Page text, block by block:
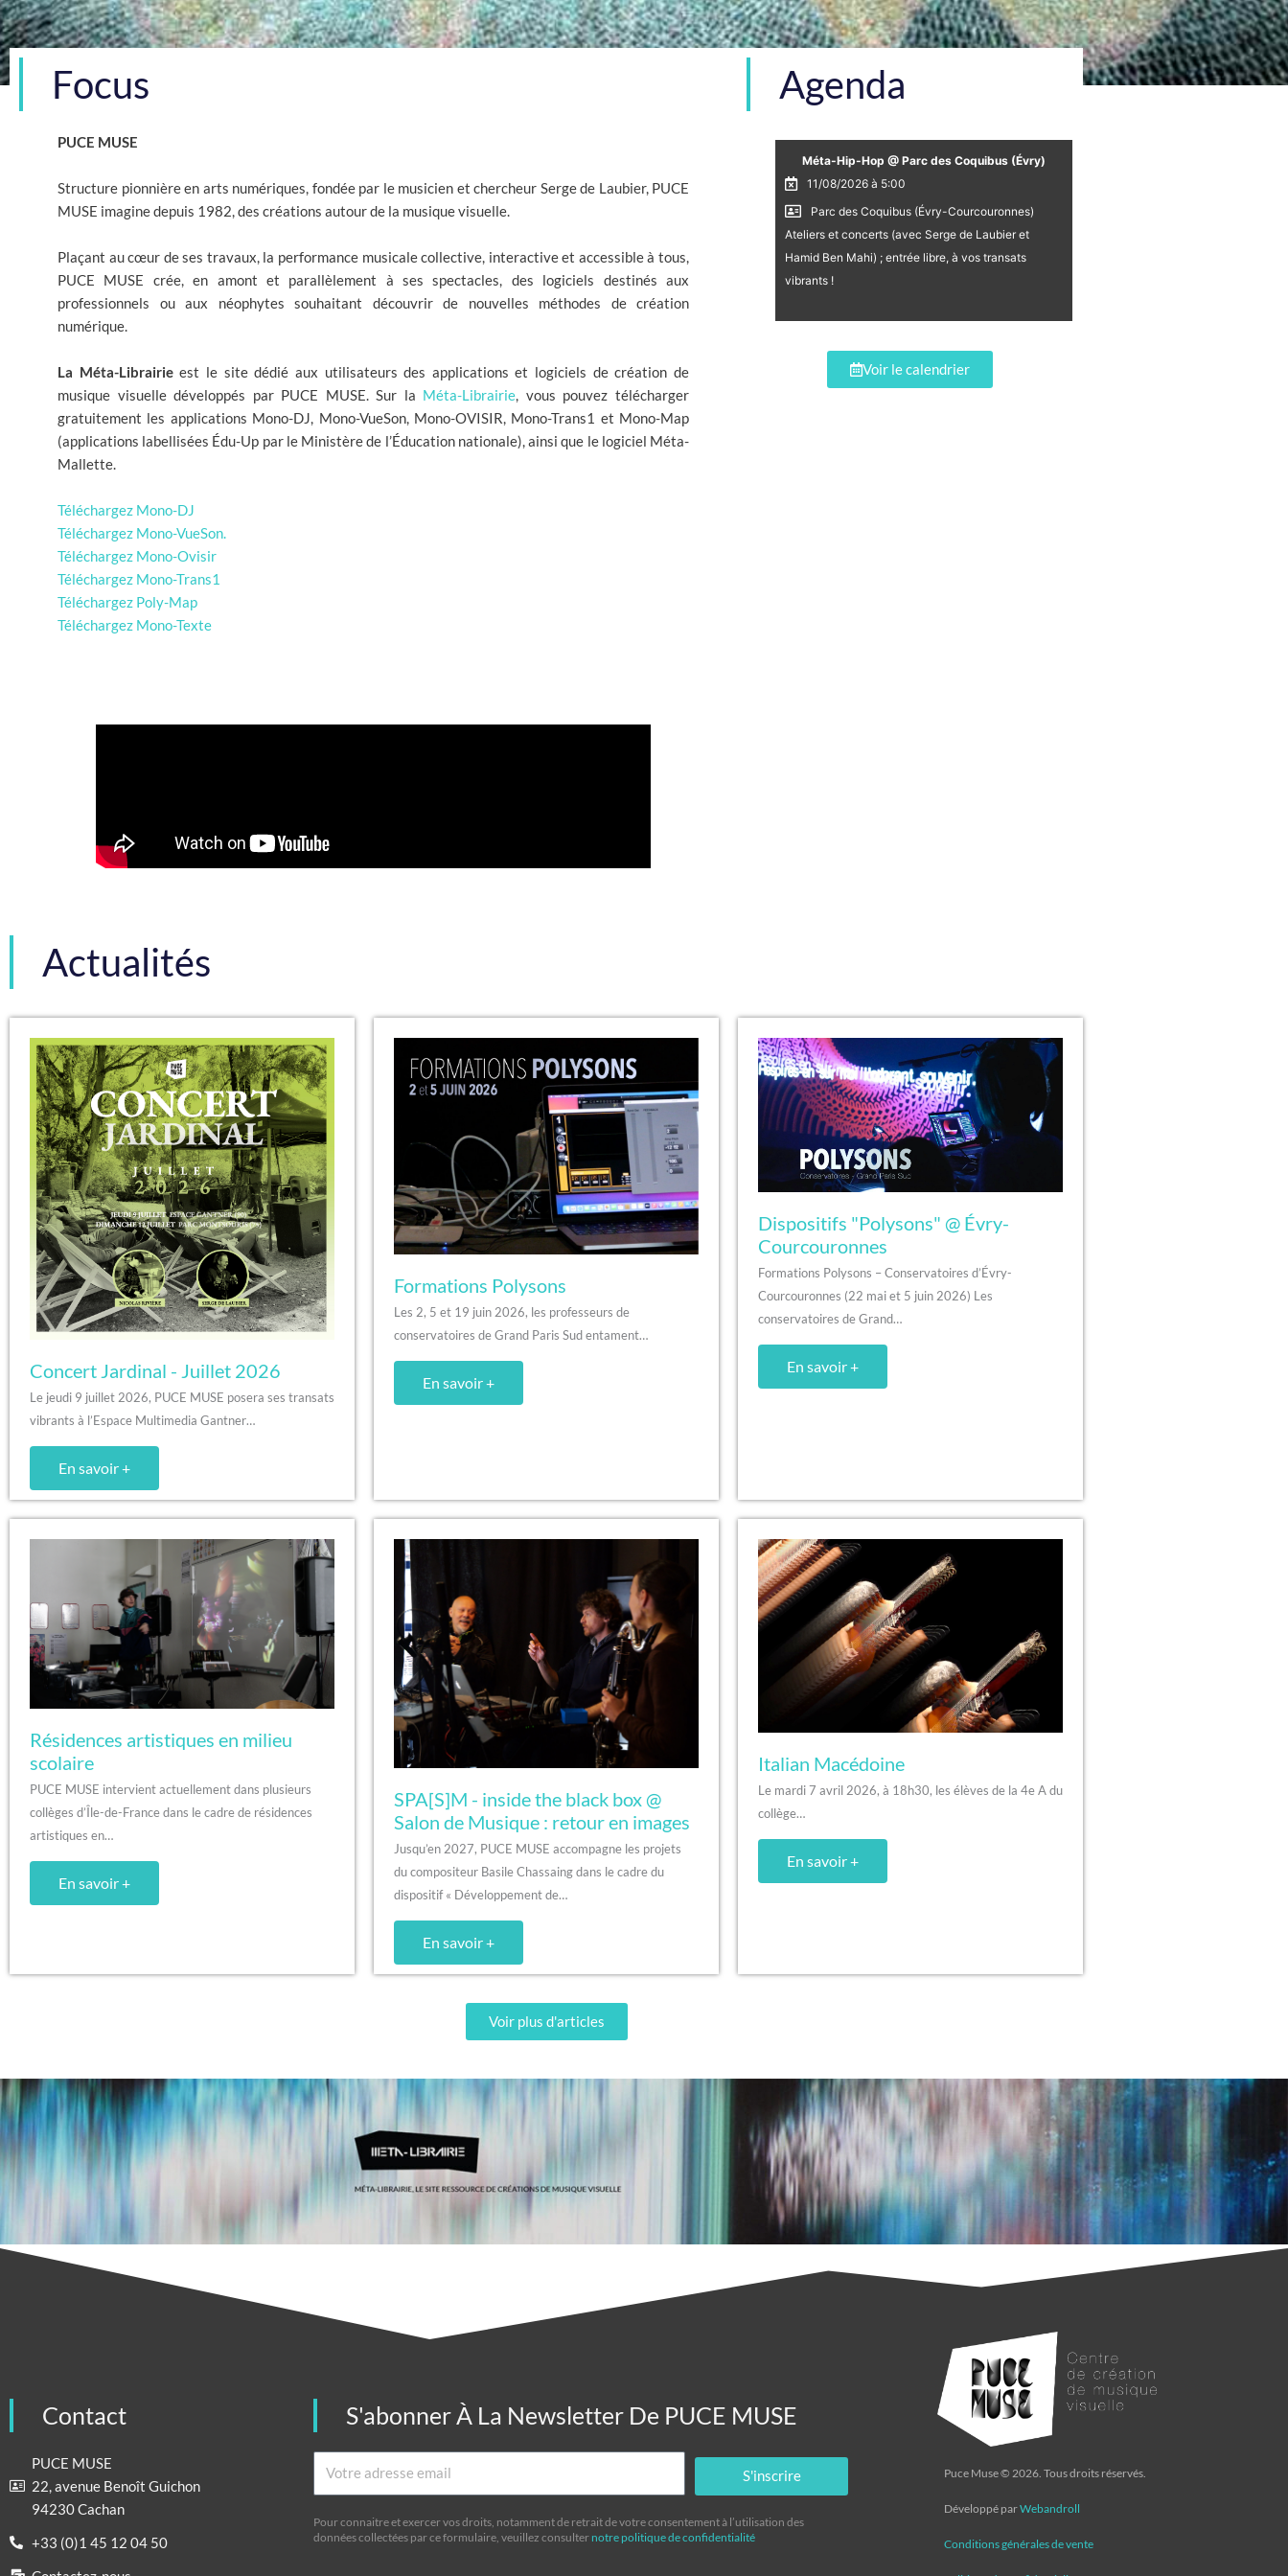
Focus
PUCE MUSE
Structure pionnière en arts numériques, fondée par le musicien et chercheur Serge de Laubier, PUCE
MUSE imagine depuis 1982, des créations autour de la musique visuelle.
Plaçant au cœur de ses travaux, la performance musicale collective, interactive et accessible à tous,
PUCE MUSE crée, en amont et parallèlement à ses spectacles, des logiciels destinés aux
professionnels ou aux néophytes souhaitant découvrir de nouvelles méthodes de création
numérique.
La Méta-Librairieest le site dédié aux utilisateurs des applications et logiciels de création de
musique visuelle développés par PUCE MUSE. Sur la Méta-Librairie, vous pouvez télécharger
gratuitement les applications Mono-DJ, Mono-VueSon, Mono-OVISIR, Mono-Trans1 et Mono-Map
(applications labellisées Édu-Up par le Ministère de l’Éducation nationale), ainsi que le logiciel Méta-
Mallette.
Téléchargez Mono-DJ
Téléchargez Mono-VueSon.
Téléchargez Mono-Ovisir
Téléchargez Mono-Trans1
Téléchargez Poly-Map
Téléchargez Mono-Texte
Agenda
Méta-Hip-Hop @ Parc des Coquibus (Évry)
11/08/2026 à 5:00
Parc des Coquibus (Évry-Courcouronnes)
Ateliers et concerts (avec Serge de Laubier et
Hamid Ben Mahi) ; entrée libre, à vos transats
vibrants !
Voir le calendrier
Actualités
Concert Jardinal - Juillet 2026
Le jeudi 9 juillet 2026, PUCE MUSE posera ses transats
vibrants à l’Espace Multimedia Gantner…
En savoir +
Formations Polysons
Les 2, 5 et 19 juin 2026, les professeurs de
conservatoires de Grand Paris Sud entament…
En savoir +
Dispositifs "Polysons" @ Évry-
Courcouronnes
Formations Polysons – Conservatoires d’Évry-
Courcouronnes (22 mai et 5 juin 2026) Les
conservatoires de Grand…
En savoir +
Résidences artistiques en milieu
scolaire
PUCE MUSE intervient actuellement dans plusieurs
collèges d’Île-de-France dans le cadre de résidences
artistiques en…
En savoir +
SPA[S]M - inside the black box @
Salon de Musique : retour en images
Jusqu’en 2027, PUCE MUSE accompagne les projets
du compositeur Basile Chassaing dans le cadre du
dispositif « Développement de…
En savoir +
Italian Macédoine
Le mardi 7 avril 2026, à 18h30, les élèves de la 4e A du
collège…
En savoir +
Voir plus d'articles
Contact
PUCE MUSE
22, avenue Benoît Guichon
94230 Cachan
+33 (0)1 45 12 04 50
S'abonner À La Newsletter De PUCE MUSE
S'inscrire
Pour connaitre et exercer vos droits, notamment de retrait de votre consentement à l’utilisation des
données collectées par ce formulaire, veuillez consulter notre politique de confidentialité
Puce Muse © 2026. Tous droits réservés.
Développé parWebandroll
Conditions générales de vente